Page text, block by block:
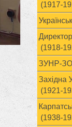
(1917-
(1918-
ЗУНР-ЗО
Західна
(1921-
(1938-